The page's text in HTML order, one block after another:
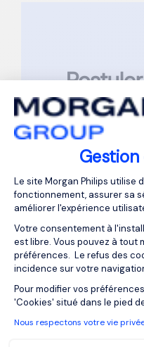
Plateforme de
Le site Morgan Philips utilise
fonctionnement, assurer sa
améliorer l'expérience
Votre consentement à
est libre. Vous pouvez à tout
préférences. Le refus des
incidence sur votre
Pour modifier vos
'Cookies' situé dans le pied
Nous respectons votre vie
Général
Référence :
Veuillez
Prénom *
Nom *